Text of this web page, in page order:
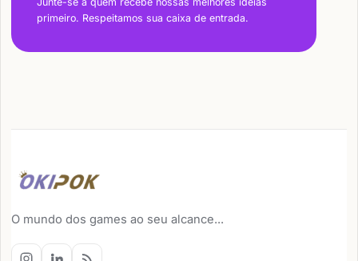
primeiro. Respeitamos sua caixa de entrada.
O mundo dos games ao seu alcance...